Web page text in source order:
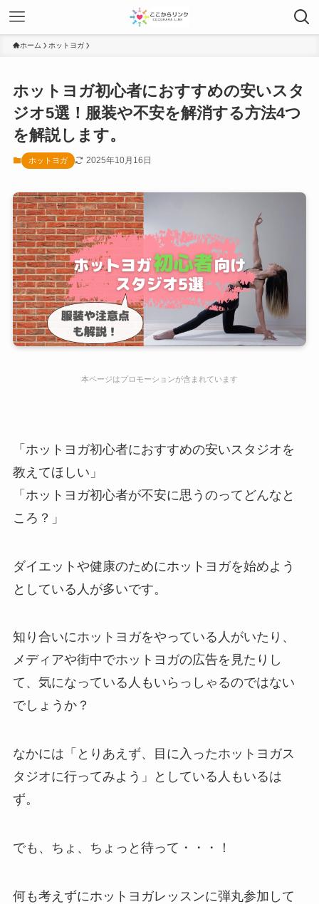
ホーム ホットヨガ
ホットヨガ初心者におすすめの安いスタ
ジオ5選！服装や不安を解消する方法4つ
を解説します。
ホットヨガ 2025年10月16日
本ページはプロモーションが含まれています
「ホットヨガ初心者におすすめの安いスタジオを
教えてほしい」
「ホットヨガ初心者が不安に思うのってどんなと
ころ？」
ダイエットや健康のためにホットヨガを始めよう
としている人が多いです。
知り合いにホットヨガをやっている人がいたり、
メディアや街中でホットヨガの広告を見たりし
て、気になっている人もいらっしゃるのではない
でしょうか？
なかには「とりあえず、目に入ったホットヨガス
タジオに行ってみよう」としている人もいるは
ず。
でも、 ちょ、ちょっと待って・・・！
何も考えずにホットヨガレッスンに弾丸参加して